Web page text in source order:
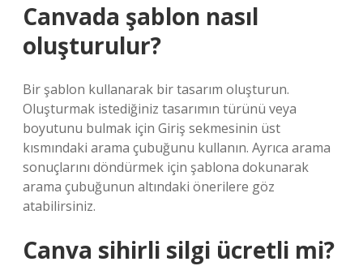
Canvada şablon nasıl
oluşturulur?
Bir şablon kullanarak bir tasarım oluşturun.
Oluşturmak istediğiniz tasarımın türünü veya
boyutunu bulmak için Giriş sekmesinin üst
kısmındaki arama çubuğunu kullanın. Ayrıca arama
sonuçlarını döndürmek için şablona dokunarak
arama çubuğunun altındaki önerilere göz
atabilirsiniz.
Canva sihirli silgi ücretli mi?